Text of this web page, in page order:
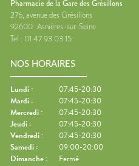
Pharmacie de la Gare des Grésillons
276, avenue des Grésillons
92600 Asnières-sur-Seine
Tel : 01 47 93 03 15
NOS HORAIRES
Lundi :
07:45-20:30
Mardi :
07:45-20:30
Mercredi :
07:45-20:30
Jeudi :
07:45-20:30
Vendredi :
07:45-20:30
Samedi :
09:00-20:00
Dimanche : Fermé